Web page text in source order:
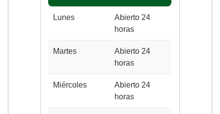
Lunes
Abierto 24
horas
Martes
Abierto 24
horas
Miércoles
Abierto 24
horas